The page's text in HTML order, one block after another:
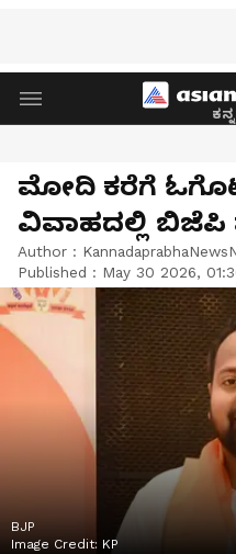
ಮೋದಿ ಕರೆಗೆ
ವಿವಾಹದಲ್ಲಿ ಬಿಜೆಪಿ
Author :
Published : May 30 2026,
BJP
Image Credit: KP